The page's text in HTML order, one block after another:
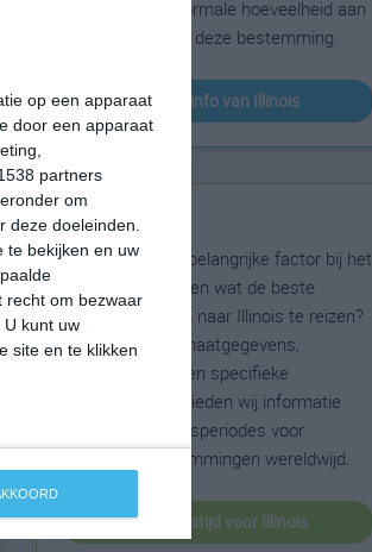
op een apparaat
door een apparaat
partners
om
doeleinden.
te bekijken en uw
recht om bezwaar
kunt uw
site en te klikken
sneeuw en de normale hoeveelheid aan
zonneschijn voor deze bestemming.
klimaatinfo van Illinois
Beste reistijd
Het weer is een belangrijke factor bij het
reizen. Wil je weten wat de beste
maanden zijn om naar Illinois te reizen?
Op basis van klimaatgegevens,
weersextremen en specifieke
weerinformatie bieden wij informatie
over de beste reisperiodes voor
duizenden bestemmingen wereldwijd.
beste reistijd voor Illinois